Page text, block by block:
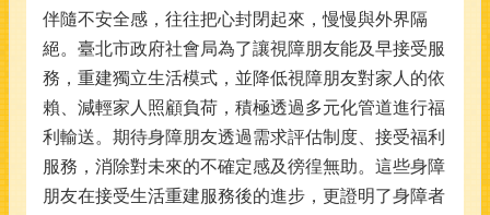
伴隨不安全感，往往把心封閉起來，慢慢與外界隔
絕。臺北市政府社會局為了讓視障朋友能及早接受服
務，重建獨立生活模式，並降低視障朋友對家人的依
賴、減輕家人照顧負荷，積極透過多元化管道進行福
利輸送。期待身障朋友透過需求評估制度、接受福利
服務，消除對未來的不確定感及徬徨無助。這些身障
朋友在接受生活重建服務後的進步，更證明了身障者